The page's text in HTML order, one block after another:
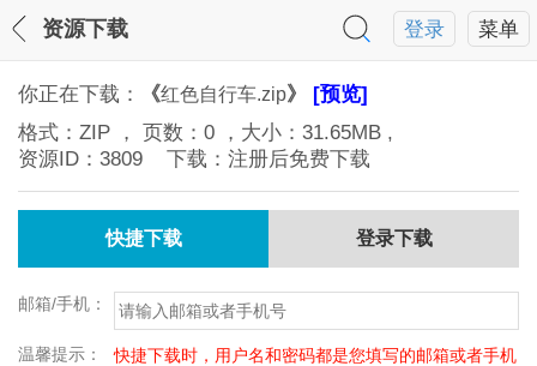
菜单
登录
资源下载
你正在下载： 《红色自行车.zip》 [预览]
格式： ZIP ， 页数： 0 ，大小： 31.65MB ,
资源ID： 3809 下载：注册后免费下载
快捷下载 登录下载
邮箱/手机：
温馨提示：
快捷下载时，用户名和密码都是您填写的邮箱或者手机